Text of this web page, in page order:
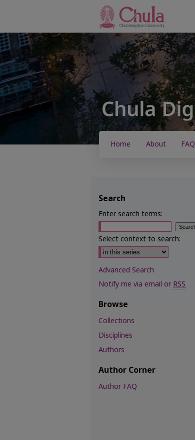
Home About FAQ
Search
Enter search terms:
Select context to search:
Advanced Search
Notify me via email orRSS
Browse
Collections
Disciplines
Authors
Author Corner
Author FAQ